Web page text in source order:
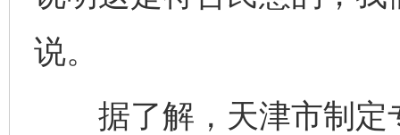
说。
据了解，天津市制定